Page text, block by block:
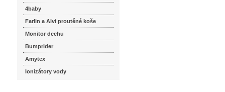
4baby
Farlin a Alvi proutěné koše
Monitor dechu
Bumprider
Amytex
Ionizátory vody